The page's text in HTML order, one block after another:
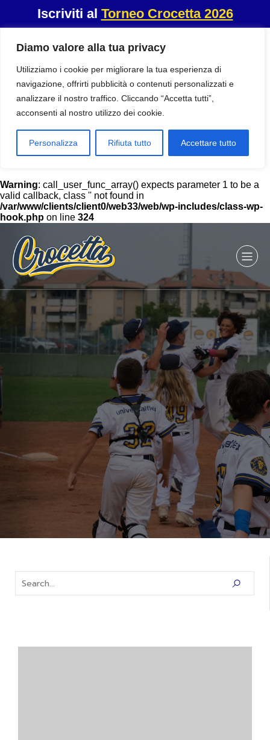
Iscriviti al Torneo Crocetta 2026
Diamo valore alla tua privacy
Utilizziamo i cookie per migliorare la tua esperienza di
navigazione, offrirti pubblicità o contenuti personalizzati e
analizzare il nostro traffico. Cliccando “Accetta tutti”,
acconsenti al nostro utilizzo dei cookie.
Personalizza Rifiuta tutto Accettare tutto
Warning: call_user_func_array() expects parameter 1 to be a
valid callback, class '' not found in
/var/www/clients/client0/web33/web/wp-includes/class-wp-
hook.php on line 324